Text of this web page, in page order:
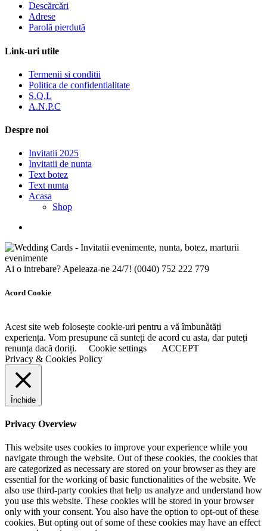
Descărcări
Adrese
Parolă pierdută
Link-uri utile
Termenii si conditii
Politica de confidentialitate
S.Q.L
A.N.P.C
Despre noi
Invitatii 2025
Invitatii de nunta
Text botez
Text nunta
Acasa
Shop
Ai o intrebare? Apeleaza-ne 24/7! (0040) 752 222 779
Acord Cookie
Acest site web folosește cookie-uri pentru a vă îmbunătăți
experiența. Vom presupune că sunteți de acord cu asta, dar puteți
renunța dacă doriți.
Cookie settings
ACCEPT
Privacy & Cookies Policy
Închide
Privacy Overview
This website uses cookies to improve your experience while you
navigate through the website. Out of these cookies, the cookies that
are categorized as necessary are stored on your browser as they are
essential for the working of basic functionalities of the website. We
also use third-party cookies that help us analyze and understand how
you use this website. These cookies will be stored in your browser
only with your consent. You also have the option to opt-out of these
cookies. But opting out of some of these cookies may have an effect